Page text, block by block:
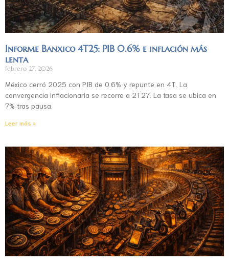
Informe Banxico 4T25: PIB 0.6% e inflación más
lenta
febrero 27, 2026
México cerró 2025 con PIB de 0.6% y repunte en 4T. La
convergencia inflacionaria se recorre a 2T27. La tasa se ubica en
7% tras pausa.
Leer más »